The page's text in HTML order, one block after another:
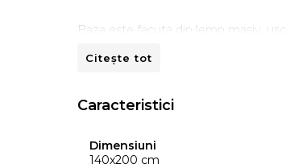
Baza este facuta din lemn masiv,
neavand legaturi intre ele,
nu deranja partenerul in timpul
Citește tot
Caracteristici
Dimensiuni
140x200 cm